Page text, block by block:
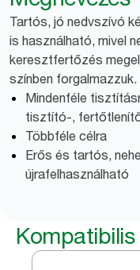
Tartós, jó nedvszívó
is használható, mivel
keresztfertőzés
színben forgalmazzuk.
Mindenféle
tisztító-,
Többféle célra
Erős és tartós,
újrafelhasználható